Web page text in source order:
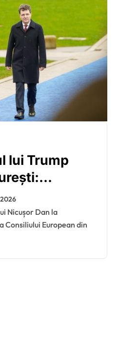
lui Trump
amână
Pace” în
Ungaria și
deja
Consiliului European din